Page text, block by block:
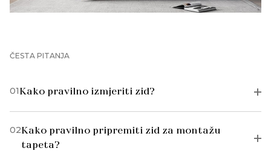
ČESTA PITANJA
01Kako pravilno izmjeriti zid?
02Kako pravilno pripremiti zid za montažu
tapeta?